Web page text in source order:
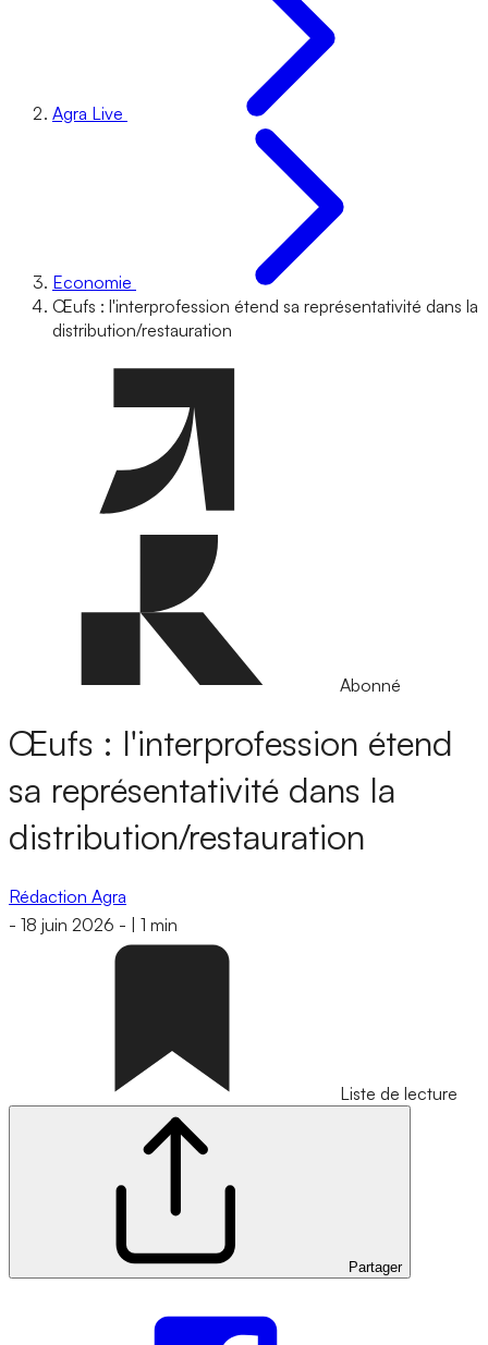
Agra Live
Economie
Œufs : l'interprofession étend sa représentativité dans la
distribution/restauration
Abonné
Œufs : l'interprofession étend
sa représentativité dans la
distribution/restauration
Rédaction Agra
- 18 juin 2026 - 1 min
Liste de lecture
Partager